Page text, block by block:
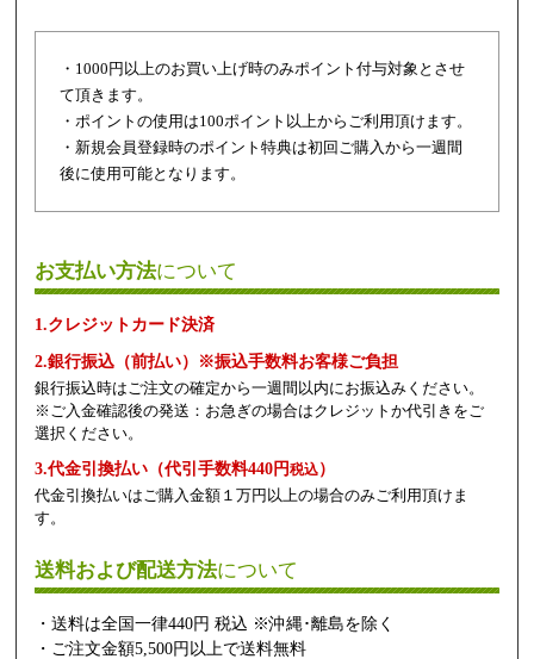
・1000円以上のお買い上げ時のみポイント付与対象とさせ
て頂きます。
・ポイントの使用は100ポイント以上からご利用頂けます。
・新規会員登録時のポイント特典は初回ご購入から一週間
後に使用可能となります。
お支払い方法について
1.クレジットカード決済
2.銀行振込（前払い）※振込手数料お客様ご負担
銀行振込時はご注文の確定から一週間以内にお振込みください。
※ご入金確認後の発送：お急ぎの場合はクレジットか代引きをご
選択ください。
3.代金引換払い（代引手数料440円税込）
代金引換払いはご購入金額１万円以上の場合のみご利用頂けま
す。
送料および配送方法について
・送料は全国一律440円 税込 ※沖縄･離島を除く
・ご注文金額5,500円以上で送料無料